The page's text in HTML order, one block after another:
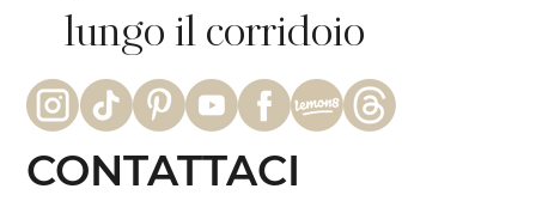
lungo il corridoio
CONTATTACI